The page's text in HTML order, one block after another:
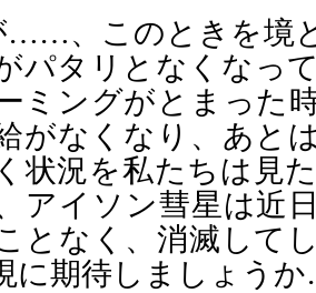
……、このときを境
パタリとなくなっ
ミングがとまった
がなくなり、あと
状況を私たちは見
アイソン彗星は近
となく、消滅して
に期待しましょう